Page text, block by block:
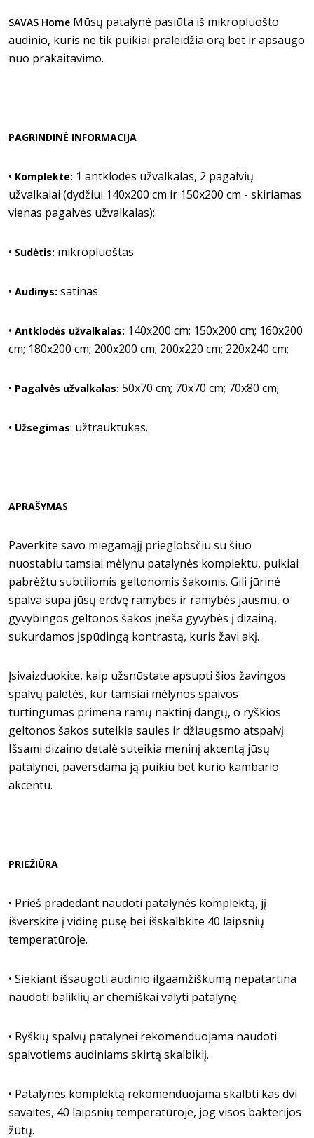
SAVAS Home Mūsų patalynė pasiūta iš mikropluošto
audinio, kuris ne tik puikiai praleidžia orą bet ir apsaugo
nuo prakaitavimo.
PAGRINDINĖ INFORMACIJA
• Komplekte: 1 antklodės užvalkalas, 2 pagalvių
užvalkalai (dydžiui 140x200 cm ir 150x200 cm - skiriamas
vienas pagalvės užvalkalas);
• Sudėtis: mikropluoštas
• Audinys: satinas
• Antklodės užvalkalas: 140x200 cm; 150x200 cm; 160x200
cm; 180x200 cm; 200x200 cm; 200x220 cm; 220x240 cm;
• Pagalvės užvalkalas: 50x70 cm; 70x70 cm; 70x80 cm;
• Užsegimas: užtrauktukas.
APRAŠYMAS
Paverkite savo miegamąjį prieglobsčiu su šiuo
nuostabiu tamsiai mėlynu patalynės komplektu, puikiai
pabrėžtu subtiliomis geltonomis šakomis. Gili jūrinė
spalva supa jūsų erdvę ramybės ir ramybės jausmu, o
gyvybingos geltonos šakos įneša gyvybės į dizainą,
sukurdamos įspūdingą kontrastą, kuris žavi akį.
Įsivaizduokite, kaip užsnūstate apsupti šios žavingos
spalvų paletės, kur tamsiai mėlynos spalvos
turtingumas primena ramų naktinį dangų, o ryškios
geltonos šakos suteikia saulės ir džiaugsmo atspalvį.
Išsami dizaino detalė suteikia meninį akcentą jūsų
patalynei, paversdama ją puikiu bet kurio kambario
akcentu.
PRIEŽIŪRA
• Prieš pradedant naudoti patalynės komplektą, jį
išverskite į vidinę pusę bei išskalbkite 40 laipsnių
temperatūroje.
• Siekiant išsaugoti audinio ilgaamžiškumą nepatartina
naudoti baliklių ar chemiškai valyti patalynę.
• Ryškių spalvų patalynei rekomenduojama naudoti
spalvotiems audiniams skirtą skalbiklį.
• Patalynės komplektą rekomenduojama skalbti kas dvi
savaites, 40 laipsnių temperatūroje, jog visos bakterijos
žūtų.